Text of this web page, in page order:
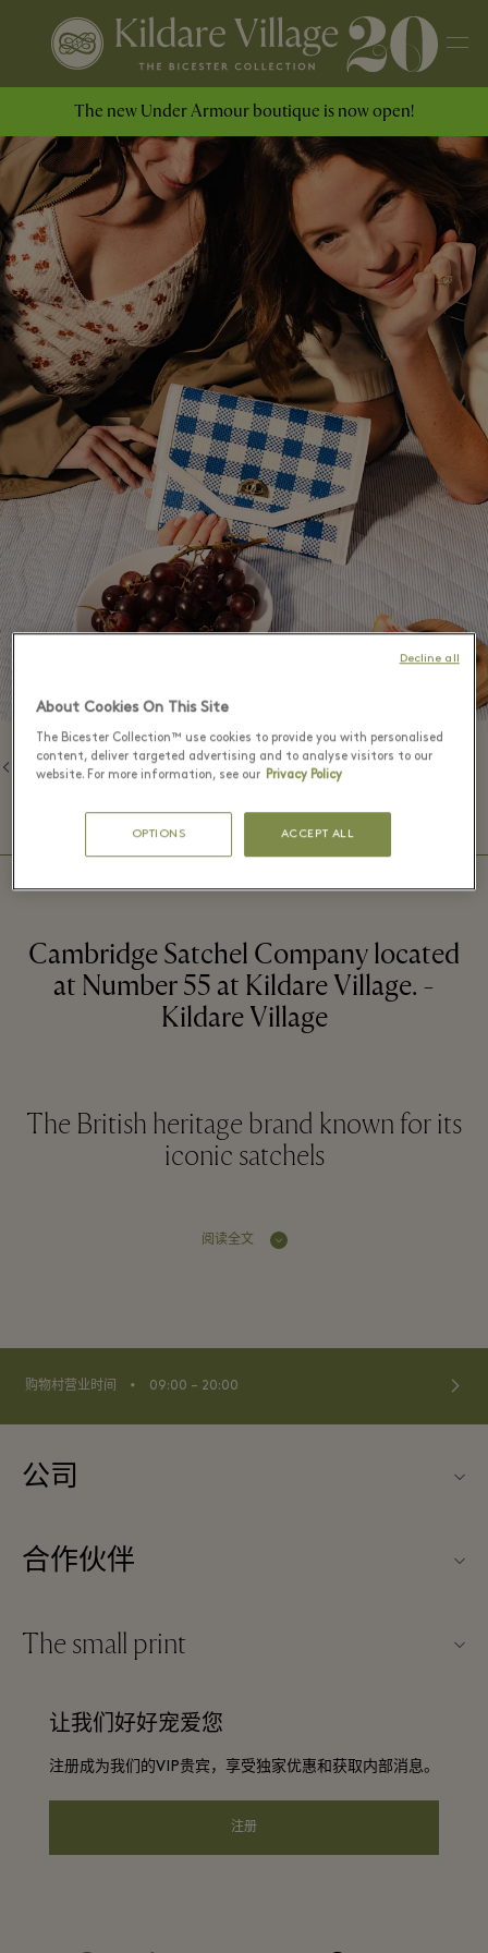
The new Under Armour boutique is now open!
返回品牌列表
精品店营业时间 ⬩ 09:00 – 20:00
Cambridge Satchel Company located
at Number 55 at Kildare Village. -
Kildare Village
The British heritage brand known for its
iconic satchels
阅读全文
购物村营业时间 ⬩ 09:00 – 20:00
公司
购物村互动地图
下载应用程序
常见问题
合作伙伴
成为合作伙伴
酒店及景点合作伙伴
The small print
Discount terms and conditions
让我们好好宠爱您
注册成为我们的VIP贵宾，享受独家优惠和获取内部消息。
注册
About Cookies On This Site
The Bicester Collection™ use cookies to provide you with personalised
content, deliver targeted advertising and to analyse visitors to our
website. For more information, see our Privacy Policy
OPTIONS ACCEPT ALL
Decline all